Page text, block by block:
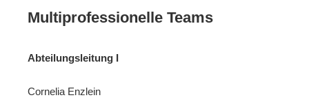
Multiprofessionelle Teams
Abteilungsleitung I
Cornelia Enzlein